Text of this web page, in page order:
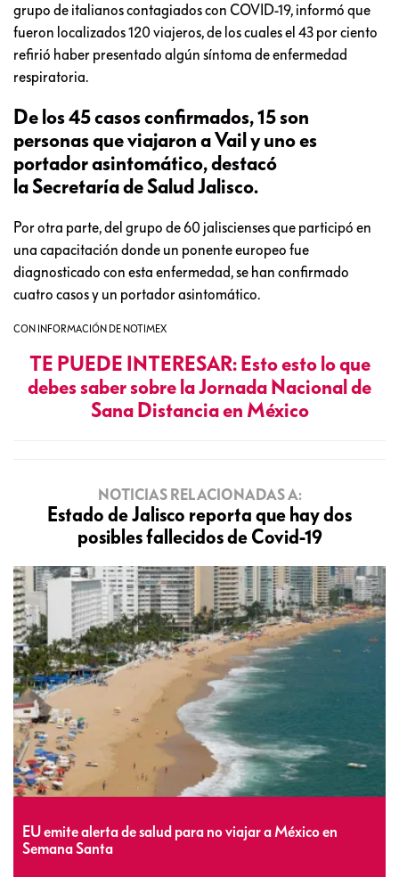
grupo de italianos contagiados con COVID-19, informó que
fueron localizados 120 viajeros, de los cuales el 43 por ciento
refirió haber presentado algún síntoma de enfermedad
respiratoria.
De los 45 casos confirmados, 15 son
personas que viajaron a Vail y uno es
portador asintomático, destacó
la Secretaría de Salud Jalisco.
Por otra parte, del grupo de 60 jaliscienses que participó en
una capacitación donde un ponente europeo fue
diagnosticado con esta enfermedad, se han confirmado
cuatro casos y un portador asintomático.
CON INFORMACIÓN DE NOTIMEX
TE PUEDE INTERESAR: Esto esto lo que
debes saber sobre la Jornada Nacional de
Sana Distancia en México
NOTICIAS RELACIONADAS A:
Estado de Jalisco reporta que hay dos
posibles fallecidos de Covid-19
EU emite alerta de salud para no viajar a México en
Semana Santa